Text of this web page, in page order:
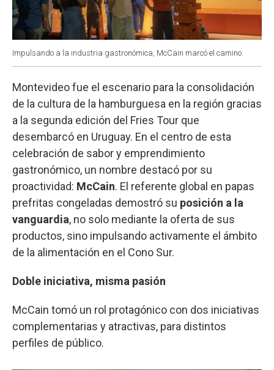
Impulsando a la industria gastronómica, McCain marcó el camino.
Montevideo fue el escenario para la consolidación
de la cultura de la hamburguesa en la región gracias
a la segunda edición del Fries Tour que
desembarcó en Uruguay. En el centro de esta
celebración de sabor y emprendimiento
gastronómico, un nombre destacó por su
proactividad: McCain. El referente global en papas
prefritas congeladas demostró su posición a la
vanguardia, no solo mediante la oferta de sus
productos, sino impulsando activamente el ámbito
de la alimentación en el Cono Sur.
Doble iniciativa, misma pasión
McCain tomó un rol protagónico con dos iniciativas
complementarias y atractivas, para distintos
perfiles de público.